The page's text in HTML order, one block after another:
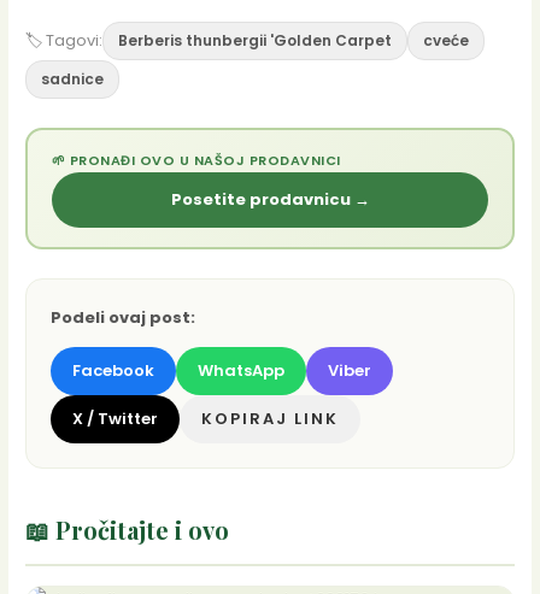
🏷 Tagovi: Berberis thunbergii 'Golden Carpet
cveće
sadnice
🌱 PRONAĐI OVO U NAŠOJ PRODAVNICI
Posetite prodavnicu →
Podeli ovaj post:
Facebook WhatsApp Viber
X / Twitter KOPIRAJ LINK
📖 Pročitajte i ovo